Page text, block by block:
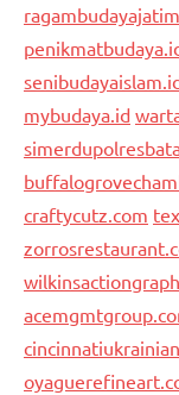
mybudaya.id
craftycutz.com